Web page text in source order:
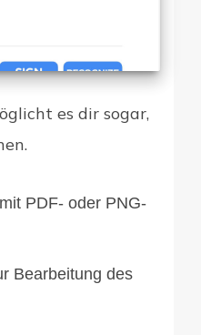
es dir sogar,
PDF- oder PNG-
Bearbeitung des